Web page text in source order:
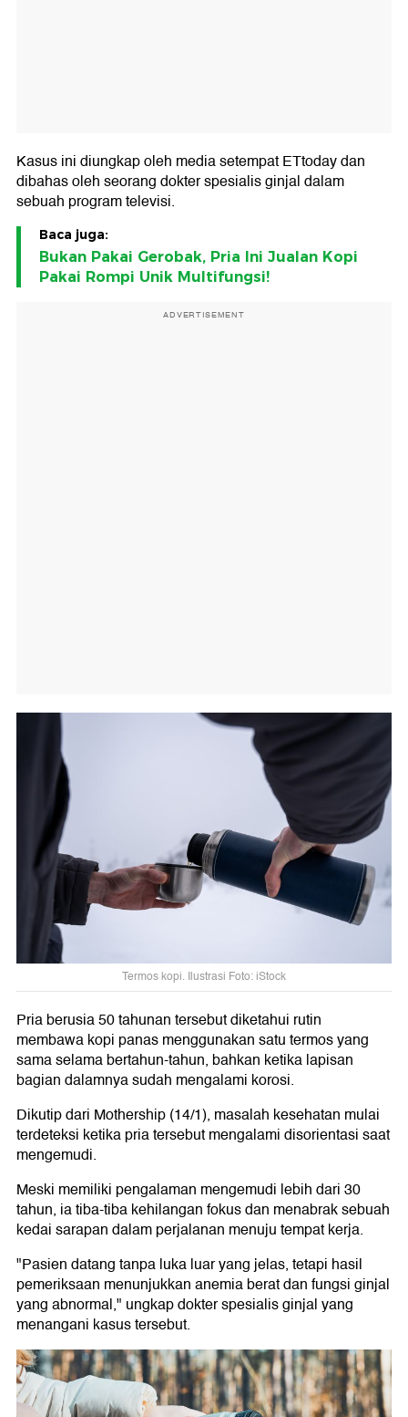
Kasus ini diungkap oleh media setempat ETtoday dan
dibahas oleh seorang dokter spesialis ginjal dalam
sebuah program televisi.
Baca juga:
Bukan Pakai Gerobak, Pria Ini Jualan Kopi
Pakai Rompi Unik Multifungsi!
ADVERTISEMENT
Termos kopi. Ilustrasi Foto: iStock
Pria berusia 50 tahunan tersebut diketahui rutin
membawa kopi panas menggunakan satu termos yang
sama selama bertahun-tahun, bahkan ketika lapisan
bagian dalamnya sudah mengalami korosi.
Dikutip dari Mothership (14/1), masalah kesehatan mulai
terdeteksi ketika pria tersebut mengalami disorientasi saat
mengemudi.
Meski memiliki pengalaman mengemudi lebih dari 30
tahun, ia tiba-tiba kehilangan fokus dan menabrak sebuah
kedai sarapan dalam perjalanan menuju tempat kerja.
"Pasien datang tanpa luka luar yang jelas, tetapi hasil
pemeriksaan menunjukkan anemia berat dan fungsi ginjal
yang abnormal," ungkap dokter spesialis ginjal yang
menangani kasus tersebut.